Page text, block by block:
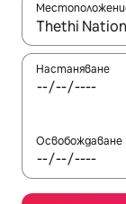
Когато
Настаняване
Освобождаване